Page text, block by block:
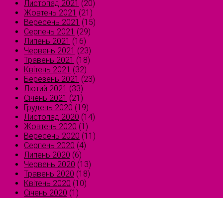
Листопад 2021 (20)
Жовтень 2021 (21)
Вересень 2021 (15)
Серпень 2021 (29)
Липень 2021 (16)
Червень 2021 (23)
Травень 2021 (18)
Квітень 2021 (32)
Березень 2021 (23)
Лютий 2021 (33)
Січень 2021 (21)
Грудень 2020 (19)
Листопад 2020 (14)
Жовтень 2020 (1)
Вересень 2020 (11)
Серпень 2020 (4)
Липень 2020 (6)
Червень 2020 (13)
Травень 2020 (18)
Квітень 2020 (10)
Січень 2020 (1)